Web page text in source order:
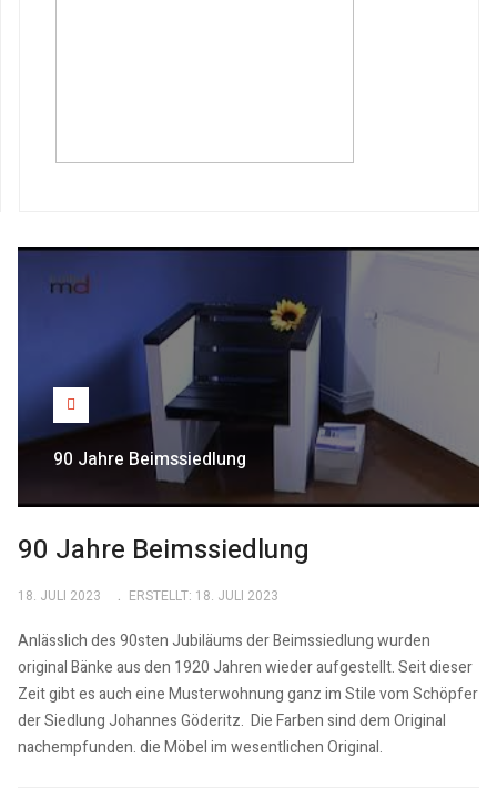
90 Jahre Beimssiedlung
90 Jahre Beimssiedlung
18. JULI 2023 ERSTELLT: 18. JULI 2023
Anlässlich des 90sten Jubiläums der Beimssiedlung wurden
original Bänke aus den 1920 Jahren wieder aufgestellt. Seit dieser
Zeit gibt es auch eine Musterwohnung ganz im Stile vom Schöpfer
der Siedlung Johannes Göderitz. Die Farben sind dem Original
nachempfunden. die Möbel im wesentlichen Original.